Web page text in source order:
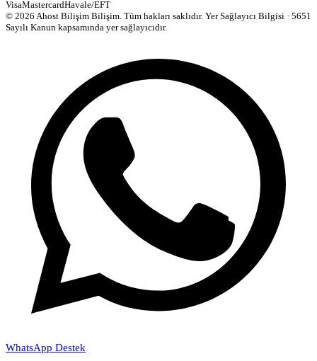
VisaMastercardHavale/EFT
© 2026 Ahost Bilişim Bilişim. Tüm hakları saklıdır. Yer Sağlayıcı Bilgisi · 5651
Sayılı Kanun kapsamında yer sağlayıcıdır.
WhatsApp Destek